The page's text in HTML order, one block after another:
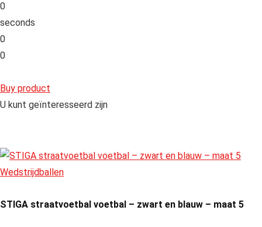
0
seconds
0
0
Buy product
U kunt geïnteresseerd zijn
Wedstrijdballen
STIGA straatvoetbal voetbal – zwart en blauw – maat 5